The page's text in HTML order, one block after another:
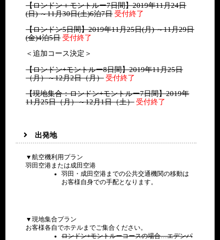
【ロンドン＋モントルー7日間】2019年11月24日
(日) ～11月30日(土)6泊7日 受付終了
【ロンドン5日間】2019年11月25日(月) ～11月29日
(金)4泊5日 受付終了
＜追加コース決定＞
【ロンドン+モントルー8日間】2019年11月25日
（月）～12月2日（月） 受付終了
【現地集合：ロンドン+モントルー7日間】2019年
11月25日（月）～12月1日（土） 受付終了
出発地
▼航空機利用プラン
羽田空港または成田空港
羽田・成田空港までの公共交通機関の移動は
お客様自身での手配となります。
▼現地集合プラン
お客様各自でホテルまでご集合ください。
ロンドン+モントルーコースの場合…エデンパ